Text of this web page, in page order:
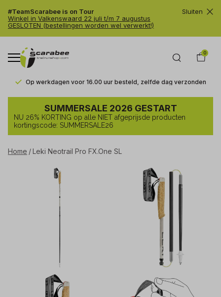
#TeamScarabee is on Tour
Winkel in Valkenswaard 22 juli t/m 7 augustus
GESLOTEN (bestellingen worden wel verwerkt!)
Sluiten
0
Op werkdagen voor 16.00 uur besteld, zelfde dag verzonden
Leki
Neotrail
Pro
SL
Trailrunshop
SUMMERSALE 2026 GESTART
NU 26% KORTING op alle NIET afgeprijsde producten
kortingscode: SUMMERSALE26
Home Leki Neotrail Pro FX.One SL